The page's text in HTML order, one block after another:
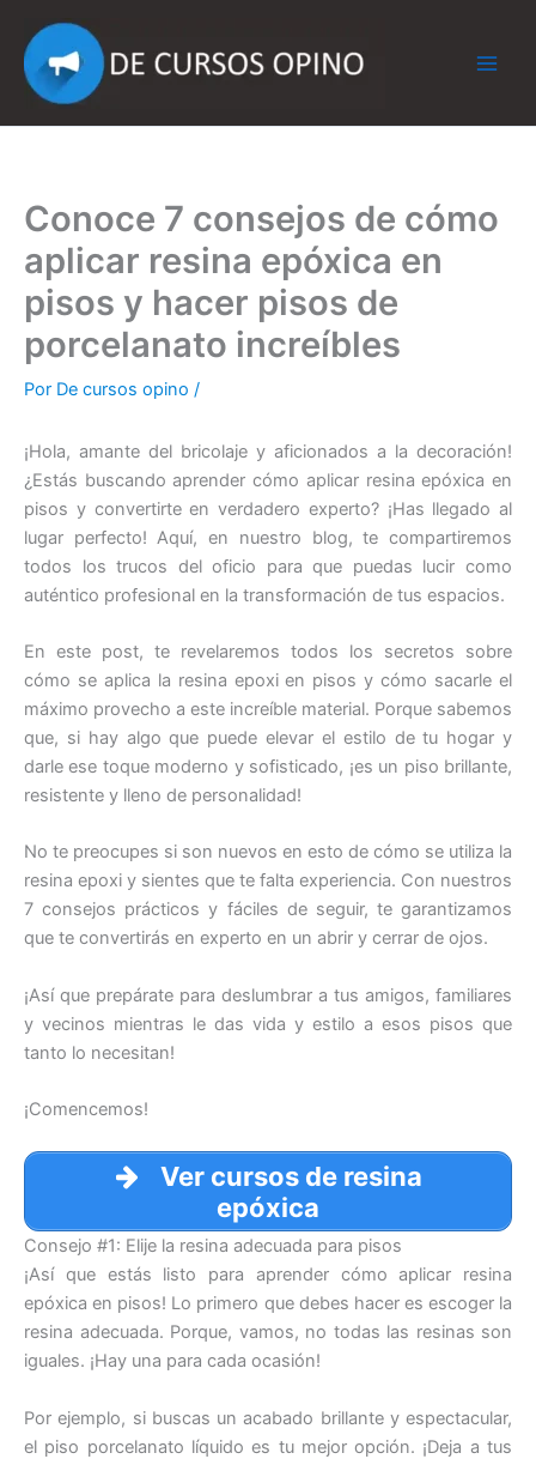
contenido
Conoce 7 consejos de cómo
aplicar resina epóxica en
pisos y hacer pisos de
porcelanato increíbles
Por De cursos opino /
¡Hola, amante del bricolaje y aficionados a la decoración!
¿Estás buscando aprender cómo aplicar resina epóxica en
pisos y convertirte en verdadero experto? ¡Has llegado al
lugar perfecto! Aquí, en nuestro blog, te compartiremos
todos los trucos del oficio para que puedas lucir como
auténtico profesional en la transformación de tus espacios.
En este post, te revelaremos todos los secretos sobre
cómo se aplica la resina epoxi en pisos y cómo sacarle el
máximo provecho a este increíble material. Porque sabemos
que, si hay algo que puede elevar el estilo de tu hogar y
darle ese toque moderno y sofisticado, ¡es un piso brillante,
resistente y lleno de personalidad!
No te preocupes si son nuevos en esto de cómo se utiliza la
resina epoxi y sientes que te falta experiencia. Con nuestros
7 consejos prácticos y fáciles de seguir, te garantizamos
que te convertirás en experto en un abrir y cerrar de ojos.
¡Así que prepárate para deslumbrar a tus amigos, familiares
y vecinos mientras le das vida y estilo a esos pisos que
tanto lo necesitan!
¡Comencemos!
Ver cursos de resina
epóxica
Consejo #1: Elije la resina adecuada para pisos
¡Así que estás listo para aprender cómo aplicar resina
epóxica en pisos! Lo primero que debes hacer es escoger la
resina adecuada. Porque, vamos, no todas las resinas son
iguales. ¡Hay una para cada ocasión!
Por ejemplo, si buscas un acabado brillante y espectacular,
el piso porcelanato líquido es tu mejor opción. ¡Deja a tus